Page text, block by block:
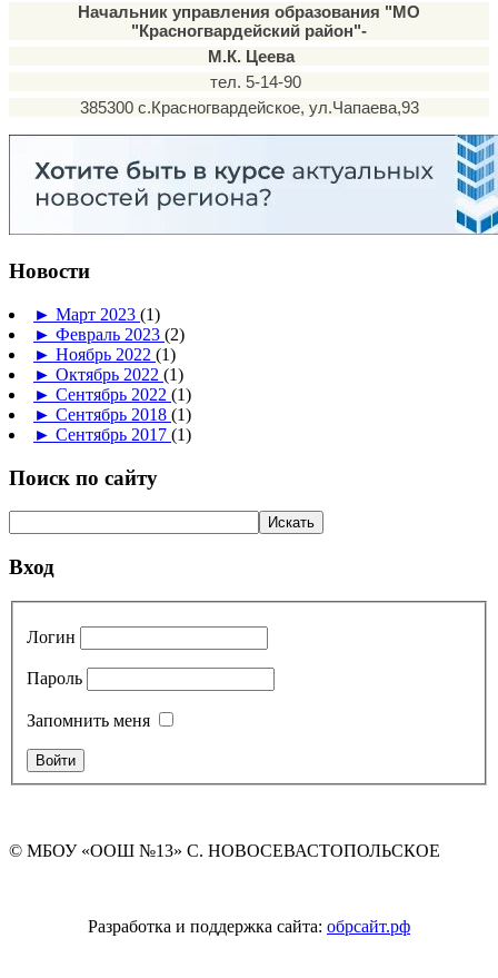
Начальник управления образования "МО
"Красногвардейский район"-
М.К. Цеева
тел. 5-14-90
385300 с.Красногвардейское, ул.Чапаева,93
Новости
► Март 2023 (1)
► Февраль 2023 (2)
► Ноябрь 2022 (1)
► Октябрь 2022 (1)
► Сентябрь 2022 (1)
► Сентябрь 2018 (1)
► Сентябрь 2017 (1)
Поиск по сайту
Вход
Логин
Пароль
Запомнить меня
© МБОУ «ООШ №13» С. НОВОСЕВАСТОПОЛЬСКОЕ
Разработка и поддержка сайта: обрсайт.рф